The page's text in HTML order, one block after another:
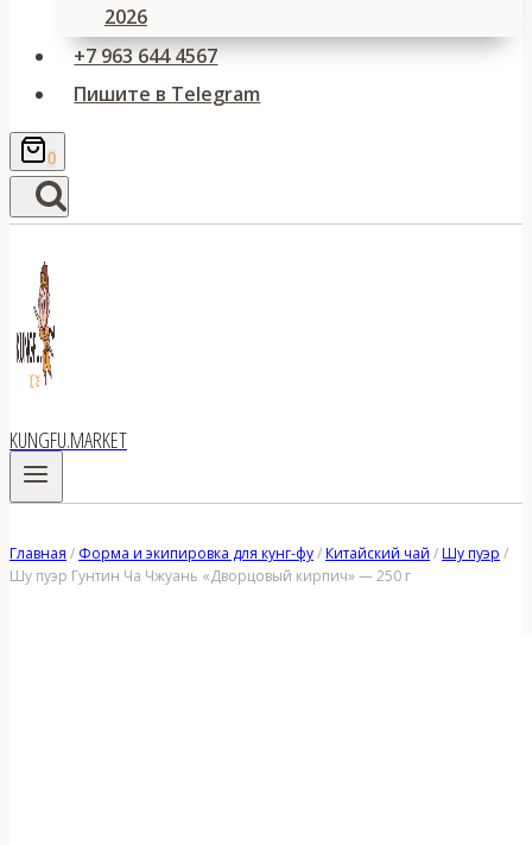
2026
+7 963 644 4567
Пишите в Telegram
0
KUNGFU.MARKET
Главная / Форма и экипировка для кунг-фу/Китайский чай /Шу пуэр /
Шу пуэр Гунтин Ча Чжуань «Дворцовый кирпич» — 250 г